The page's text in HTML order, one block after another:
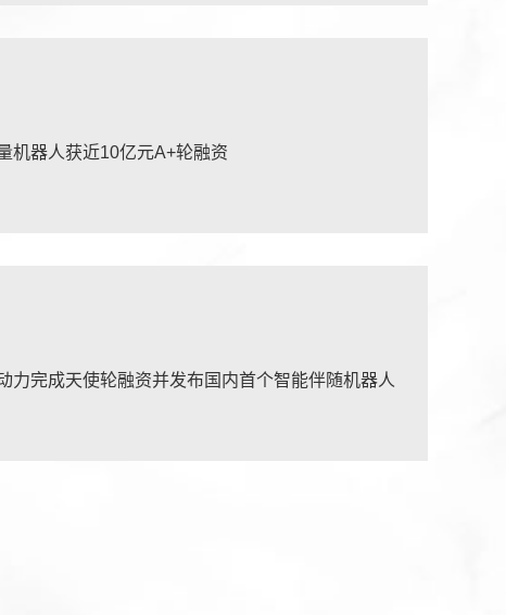
机器人获近10亿元A+轮融资
力完成天使轮融资并发布国内首个智能伴随机器人